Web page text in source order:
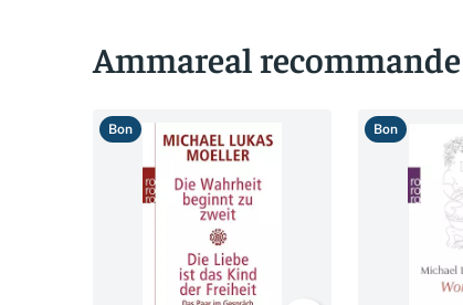
Ammareal recommande
Bon Bon